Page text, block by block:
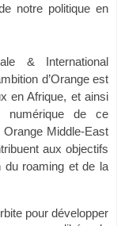
notre politique en
& International
d’Orange est
en Afrique, et ainsi
numérique de ce
Middle-East
aux objectifs
du roaming et de la
pour développer